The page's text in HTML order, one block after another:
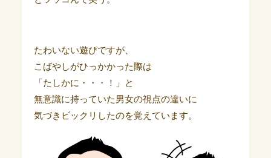
たわいない遊びですが、
こばやしがひっかかった際は
「たしかに・・・！」と
無意識に持っていた男女の視点の違いに
気づきビックリしたのを覚えています。